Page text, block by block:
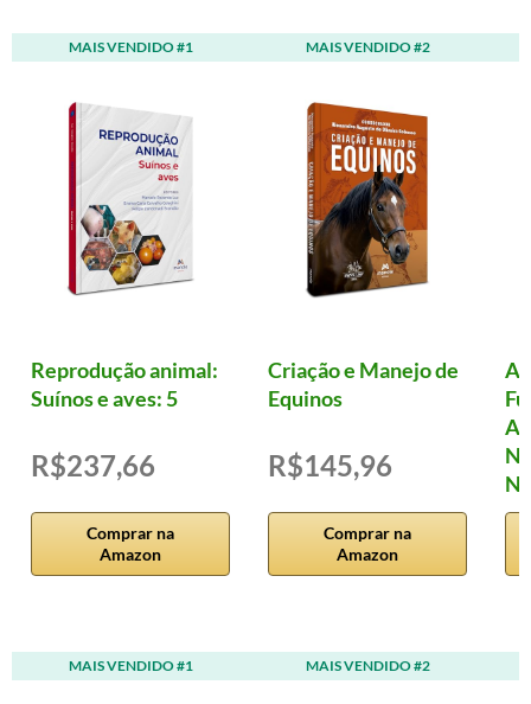
MAIS VENDIDO #1
Reprodução animal:
Suínos e aves: 5
R$237,66
Comprar na
Amazon
MAIS VENDIDO #2
Criação e Manejo de
Equinos
R$145,96
Comprar na
Amazon
MAIS VENDIDO #1 MAIS VENDIDO #2